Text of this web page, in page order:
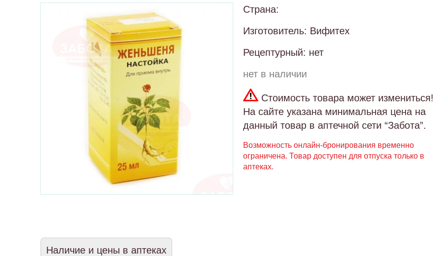
Страна:
Изготовитель: Вифитех
Рецептурный: нет
нет в наличии
Стоимость товара может измениться!
На сайте указана минимальная цена на
данный товар в аптечной сети “Забота”.
Возможность онлайн-бронирования временно
ограничена. Товар доступен для отпуска только в
аптеках.
Наличие и цены в аптеках